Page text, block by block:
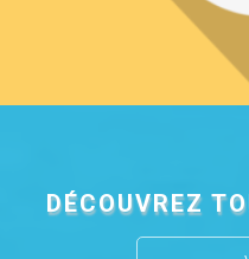
DÉCOUVREZ